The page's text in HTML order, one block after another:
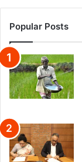
Popular Posts